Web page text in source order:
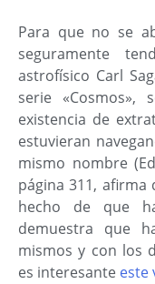
Para que no se
seguramente
astrofísico Carl
serie «Cosmos»,
existencia de
estuvieran
mismo nombre
página 311, afirma
hecho de que
demuestra que
mismos y con los
es interesante este